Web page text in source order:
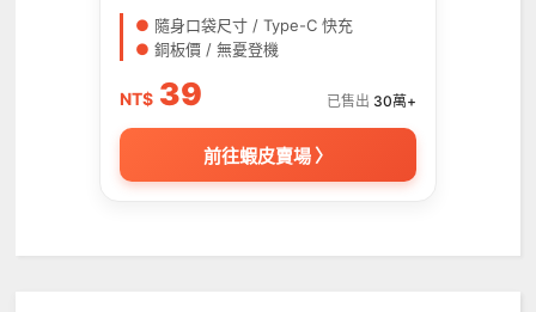
● 隨身口袋尺寸 / Type-C 快充
● 銅板價 / 無憂登機
NT$ 39 已售出 30萬+
前往蝦皮賣場 〉